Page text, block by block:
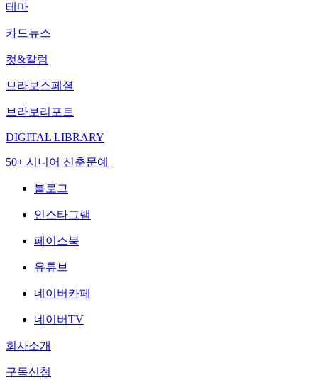
테마
카드뉴스
컷&칼럼
브라보스페셜
브라보리포트
DIGITAL LIBRARY
50+ 시니어 신춘문예
블로그
인스타그램
페이스북
유튜브
네이버카페
네이버TV
회사소개
구독신청